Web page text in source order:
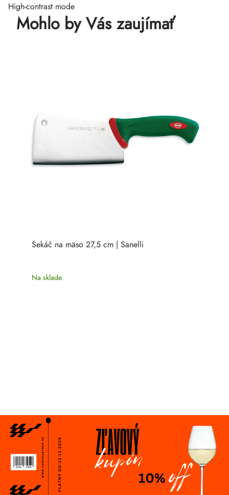
High-contrast mode
Mohlo by Vás zaujímať
Sekáč na mäso 27,5 cm | Sanelli
Na sklade